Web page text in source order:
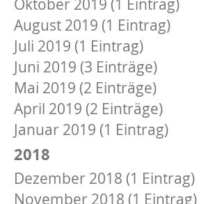
Oktober 2019 (1 Eintrag)
August 2019 (1 Eintrag)
Juli 2019 (1 Eintrag)
Juni 2019 (3 Einträge)
Mai 2019 (2 Einträge)
April 2019 (2 Einträge)
Januar 2019 (1 Eintrag)
2018
Dezember 2018 (1 Eintrag)
November 2018 (1 Eintrag)